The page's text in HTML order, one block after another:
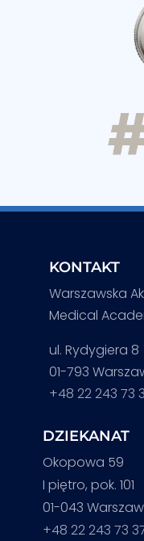
KONTAKT
Warszawska
Medical
ul. Rydygiera 8
01-793
+48 22 243 73
DZIEKANAT
Okopowa 59
I piętro, pok. 101
01-043
+48 22 243 73